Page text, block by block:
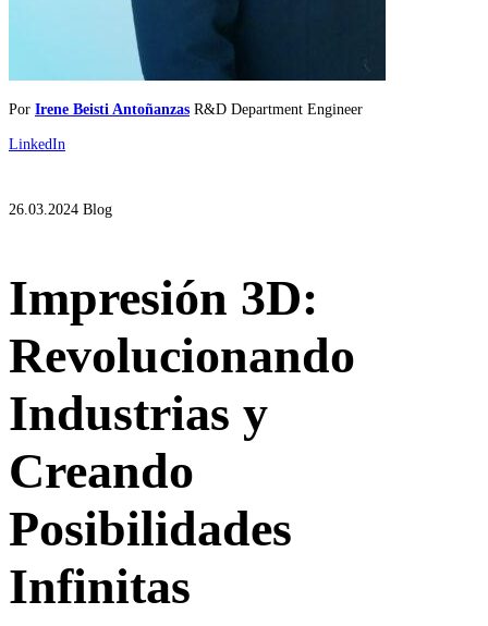
Por Irene Beisti Antoñanzas R&D Department Engineer
LinkedIn
26.03.2024 Blog
Impresión 3D:
Revolucionando
Industrias y
Creando
Posibilidades
Infinitas